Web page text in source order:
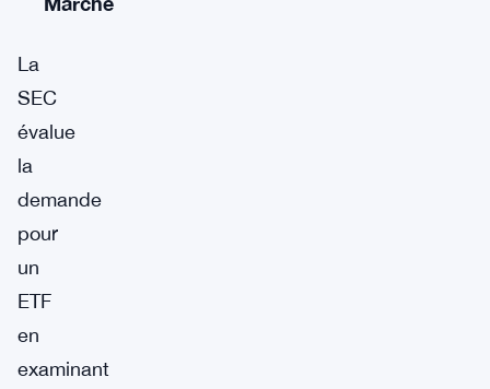
La
SEC
évalue
la
demande
pour
un
ETF
en
examinant